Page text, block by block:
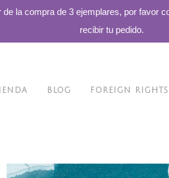
de la compra de 3 ejemplares, por favor
recibir tu pedido.
BLOG FOREIGN RIGHTS